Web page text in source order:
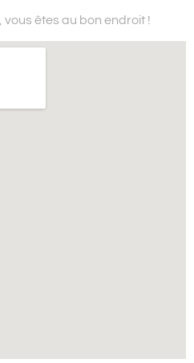
vous êtes au bon endroit !